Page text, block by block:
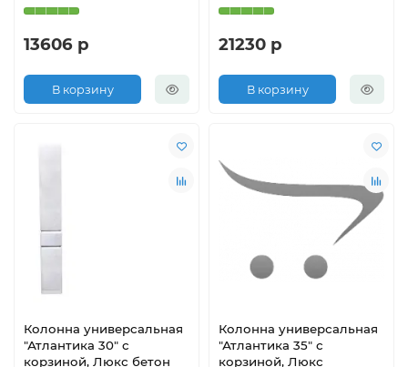
13606 р
В корзину
21230 р
В корзину
Колонна универсальная
"Атлантика 30" с
корзиной, Люкс бетон
Колонна универсальная
"Атлантика 35" с
корзиной, Люкс